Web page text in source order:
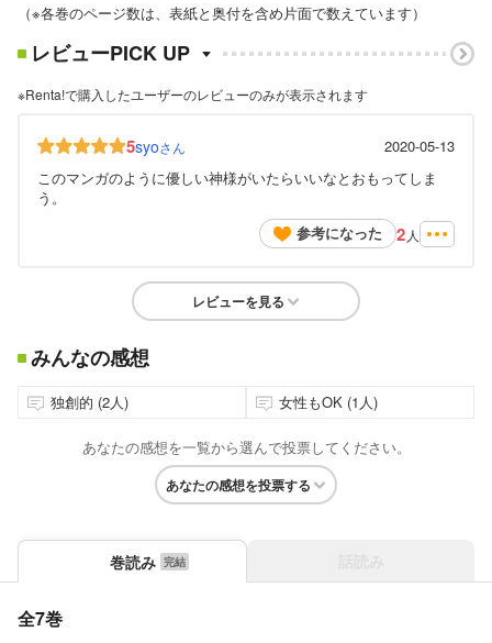
（※各巻のページ数は、表紙と奥付を含め片面で数えています）
レビューPICK UP
※Renta!で購入したユーザーのレビューのみが表示されます
5syoさん
2020-05-13
このマンガのように優しい神様がいたらいいなとおもってしま
う。
参考になった
2 人
レビューを見る
みんなの感想
独創的 (2人) 女性もOK (1人)
あなたの感想を一覧から選んで投票してください。
あなたの感想を投票する
巻読み
全7巻